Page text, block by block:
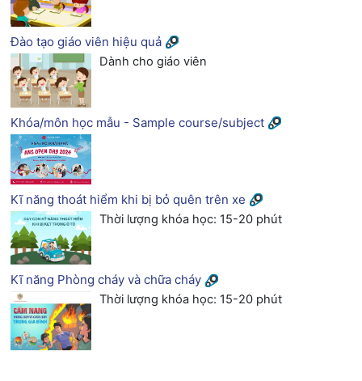
Đào tạo giáo viên hiệu quả
Dành cho giáo viên
Khóa/môn học mẫu - Sample course/subject
Kĩ năng thoát hiểm khi bị bỏ quên trên xe
Thời lượng khóa học: 15-20 phút
Kĩ năng Phòng cháy và chữa cháy
Thời lượng khóa học: 15-20 phút